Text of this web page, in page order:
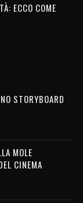
ECCO COME
STORYBOARD
MOLE
CINEMA